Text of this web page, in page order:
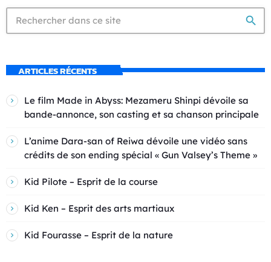
search
ARTICLES RÉCENTS
Le film Made in Abyss: Mezameru Shinpi dévoile sa
bande-annonce, son casting et sa chanson principale
L’anime Dara-san of Reiwa dévoile une vidéo sans
crédits de son ending spécial « Gun Valsey’s Theme »
Kid Pilote – Esprit de la course
Kid Ken – Esprit des arts martiaux
Kid Fourasse – Esprit de la nature